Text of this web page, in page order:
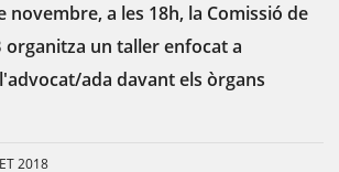
novembre, a les 18h, la Comissió de
organitza un taller enfocat a
ada davant els òrgans
2018